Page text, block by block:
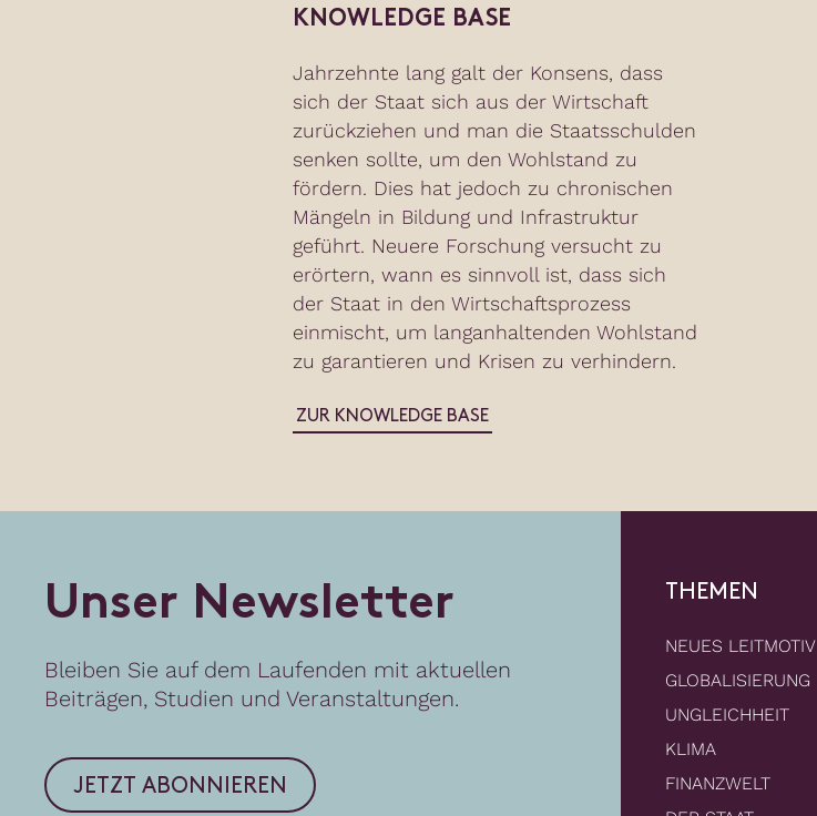
KNOWLEDGE BASE
Jahrzehnte lang galt der Konsens, dass
sich der Staat sich aus der Wirtschaft
zurückziehen und man die Staatsschulden
senken sollte, um den Wohlstand zu
fördern. Dies hat jedoch zu chronischen
Mängeln in Bildung und Infrastruktur
geführt. Neuere Forschung versucht zu
erörtern, wann es sinnvoll ist, dass sich
der Staat in den Wirtschaftsprozess
einmischt, um langanhaltenden Wohlstand
zu garantieren und Krisen zu verhindern.
ZUR KNOWLEDGE BASE
Unser Newsletter
Bleiben Sie auf dem Laufenden mit aktuellen
Beiträgen, Studien und Veranstaltungen.
JETZT ABONNIEREN
THEMEN
NEUES LEITMOTIV
GLOBALISIERUNG
UNGLEICHHEIT
KLIMA
FINANZWELT